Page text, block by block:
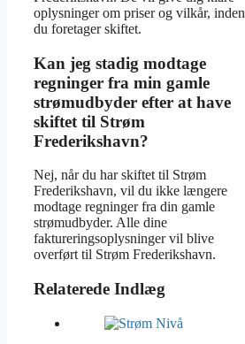
oplysninger om priser og vilkår, inden
du foretager skiftet.
Kan jeg stadig modtage
regninger fra min gamle
strømudbyder efter at have
skiftet til Strøm
Frederikshavn?
Nej, når du har skiftet til Strøm
Frederikshavn, vil du ikke længere
modtage regninger fra din gamle
strømudbyder. Alle dine
faktureringsoplysninger vil blive
overført til Strøm Frederikshavn.
Relaterede Indlæg